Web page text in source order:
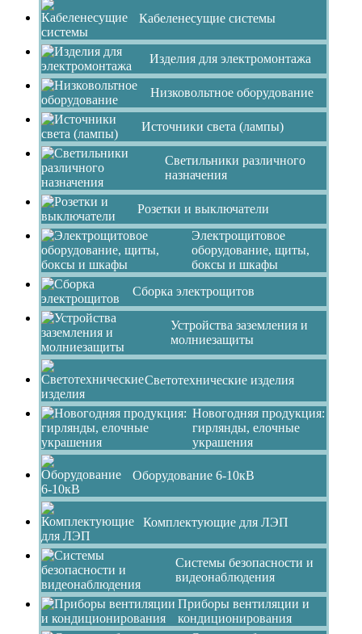
Кабеленесущие системы
Изделия для электромонтажа
Низковольтное оборудование
Источники света (лампы)
Светильники различного
назначения
Розетки и выключатели
Электрощитовое
оборудование, щиты,
боксы и шкафы
Сборка электрощитов
Устройства заземления и
молниезащиты
Светотехнические изделия
Новогодняя продукция:
гирлянды, елочные
украшения
Оборудование 6-10кВ
Комплектующие для ЛЭП
Системы безопасности и
видеонаблюдения
Приборы вентиляции и
кондиционирования